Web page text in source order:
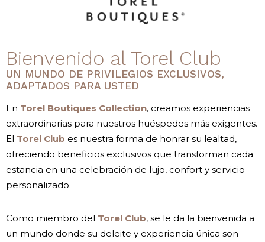
Bienvenido al Torel Club
UN MUNDO DE PRIVILEGIOS EXCLUSIVOS,
ADAPTADOS PARA USTED
En Torel Boutiques Collection, creamos experiencias
extraordinarias para nuestros huéspedes más exigentes.
El Torel Club es nuestra forma de honrar su lealtad,
ofreciendo beneficios exclusivos que transforman cada
estancia en una celebración de lujo, confort y servicio
personalizado.
Como miembro del Torel Club, se le da la bienvenida a
un mundo donde su deleite y experiencia única son